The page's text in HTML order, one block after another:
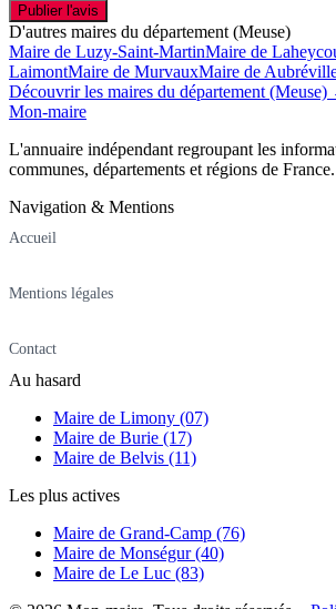
Publier l'avis
D'autres maires du département (Meuse)
Maire de Luzy-Saint-MartinMaire de
LaimontMaire de MurvauxMaire de
Découvrir les maires du département (Meuse)
Mon-maire
L'annuaire indépendant regroupant les
communes, départements et régions de France.
Navigation & Mentions
Accueil
Mentions légales
Contact
Au hasard
Maire de Limony (07)
Maire de Burie (17)
Maire de Belvis (11)
Les plus actives
Maire de Grand-Camp (76)
Maire de Monségur (40)
Maire de Le Luc (83)